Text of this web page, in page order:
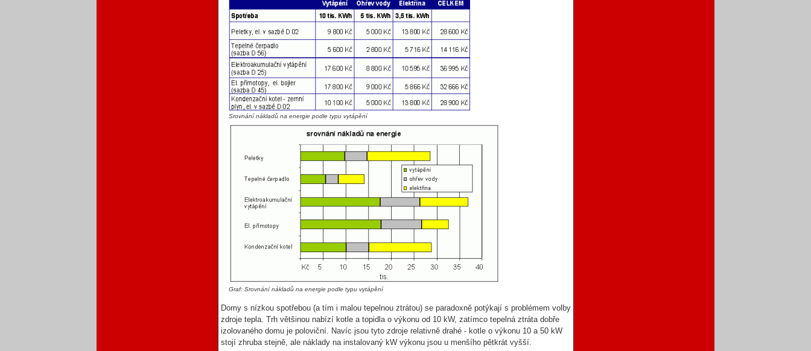
Srovnání nákladů na energie podle typu vytápění
Graf: Srovnání nákladů na energie podle typu vytápění
Domy s nízkou spotřebou (a tím i malou tepelnou ztrátou) se paradoxně potýkají s problémem volby
zdroje tepla. Trh většinou nabízí kotle a topidla o výkonu od 10 kW, zatímco tepelná ztráta dobře
izolovaného domu je poloviční. Navíc jsou tyto zdroje relativně drahé - kotle o výkonu 10 a 50 kW
stojí zhruba stejně, ale náklady na instalovaný kW výkonu jsou u menšího pětkrát vyšší.